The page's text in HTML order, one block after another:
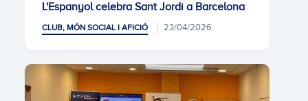
L'Espanyol celebra Sant Jordi a Barcelona
CLUB, MÓN SOCIAL I AFICIÓ 23/04/2026